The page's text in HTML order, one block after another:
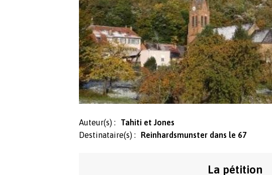
Auteur(s) :
Tahiti et Jones
Destinataire(s) :
Reinhardsmunster dans le 67
La pétition